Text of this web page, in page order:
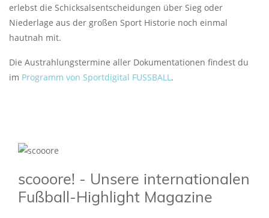
erlebst die Schicksalsentscheidungen über Sieg oder
Niederlage aus der großen Sport Historie noch einmal
hautnah mit.
Die Austrahlungstermine aller Dokumentationen findest du
im Programm von Sportdigital FUSSBALL .
scooore! - Unsere internationalen
Fußball-Highlight Magazine